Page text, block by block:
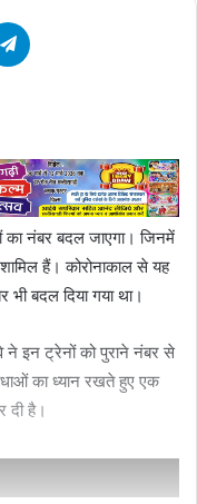
का नंबर बदल जाएगा। जिनमें
हैं। कोरोनाकाल से यह
बदल दिया गया था।
ने इन ट्रेनों को पुराने नंबर से
का ध्यान रखते हुए एक
दी है।